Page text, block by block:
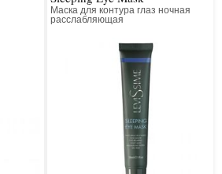
Маска для контура глаз ночная
расслабляющая